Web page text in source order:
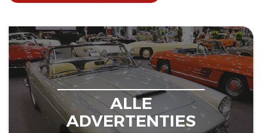
ALLE
ADVERTENTIES